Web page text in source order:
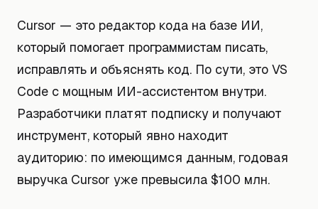
Cursor — это редактор кода на базе ИИ,
который помогает программистам писать,
исправлять и объяснять код. По сути, это VS
Code с мощным ИИ-ассистентом внутри.
Разработчики платят подписку и получают
инструмент, который явно находит
аудиторию: по имеющимся данным, годовая
выручка Cursor уже превысила $100 млн.